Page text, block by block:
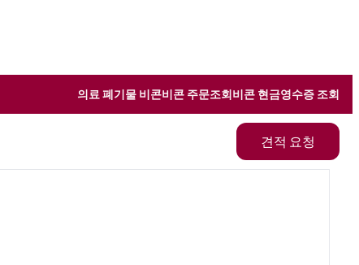
의료 폐기물 비콘비콘 주문조회비콘 현금영수증 조회
견적 요청